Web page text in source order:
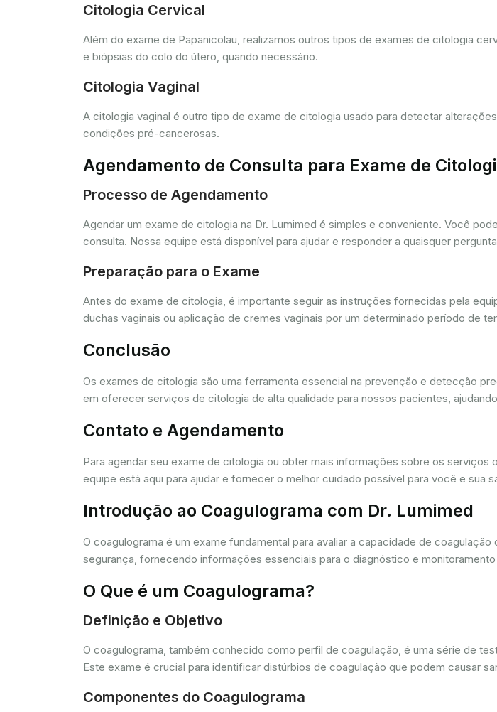
Citologia Cervical
Além do exame de Papanicolau, realizamos outros tipos de exames de citologia
e biópsias do colo do útero, quando necessário.
Citologia Vaginal
A citologia vaginal é outro tipo de exame de citologia usado para detectar
condições pré-cancerosas.
Agendamento de Consulta para Exame de
Processo de Agendamento
Agendar um exame de citologia na Dr. Lumimed é simples e conveniente. Você
consulta. Nossa equipe está disponível para ajudar e responder a quaisquer
Preparação para o Exame
Antes do exame de citologia, é importante seguir as instruções fornecidas pela
duchas vaginais ou aplicação de cremes vaginais por um determinado período de
Conclusão
Os exames de citologia são uma ferramenta essencial na prevenção e detecção
em oferecer serviços de citologia de alta qualidade para nossos pacientes,
Contato e Agendamento
Para agendar seu exame de citologia ou obter mais informações sobre os
equipe está aqui para ajudar e fornecer o melhor cuidado possível para você e sua
Introdução ao Coagulograma com Dr. Lumimed
O coagulograma é um exame fundamental para avaliar a capacidade de
segurança, fornecendo informações essenciais para o diagnóstico e
O Que é um Coagulograma?
Definição e Objetivo
O coagulograma, também conhecido como perfil de coagulação, é uma série de
Este exame é crucial para identificar distúrbios de coagulação que podem causar
Componentes do Coagulograma